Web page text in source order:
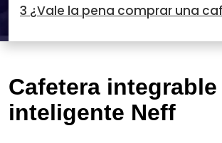
3 ¿Vale la pena comprar una
Cafetera integrable
inteligente Neff